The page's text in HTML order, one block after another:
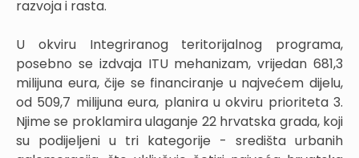
razvoja i rasta.
U okviru Integriranog teritorijalnog programa,
posebno se izdvaja ITU mehanizam, vrijedan 681,3
milijuna eura, čije se financiranje u najvećem dijelu,
od 509,7 milijuna eura, planira u okviru prioriteta 3.
Njime se proklamira ulaganje 22 hrvatska grada, koji
su podijeljeni u tri kategorije - središta urbanih